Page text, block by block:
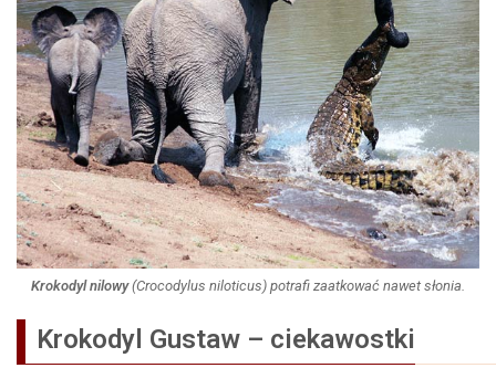
Krokodyl nilowy(Crocodylus niloticus) potrafi zaatkować nawet słonia.
Krokodyl Gustaw – ciekawostki